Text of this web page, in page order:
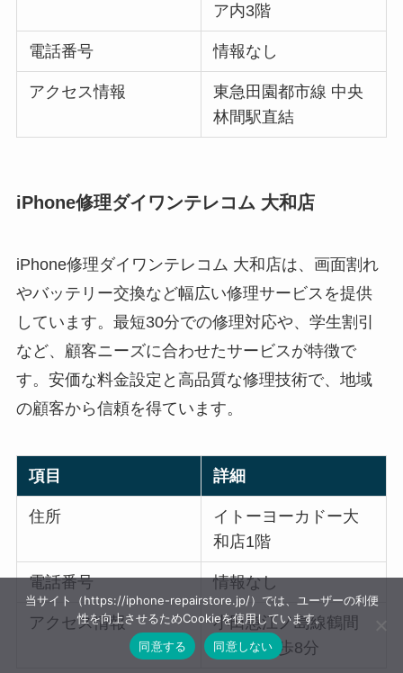
ア内3階
電話番号 情報なし
アクセス情報
東急田園都市線 中央
林間駅直結
iPhone修理ダイワンテレコム 大和店
iPhone修理ダイワンテレコム 大和店は、画面割れ
やバッテリー交換など幅広い修理サービスを提供
しています。最短30分での修理対応や、学生割引
など、顧客ニーズに合わせたサービスが特徴で
す。安価な料金設定と高品質な修理技術で、地域
の顧客から信頼を得ています。
項目 詳細
住所
イトーヨーカドー大
和店1階
電話番号 情報なし
アクセス情報
小田急江ノ島線鶴間
駅から徒歩8分
当サイト（https://iphone-repairstore.jp/）では、ユーザーの利便
性を向上させるためCookieを使用しています。
同意する
同意しない